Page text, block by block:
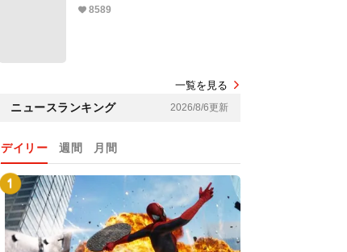
8589
一覧を見る
ニュースランキング 2026/8/6更新
デイリー 週間 月間